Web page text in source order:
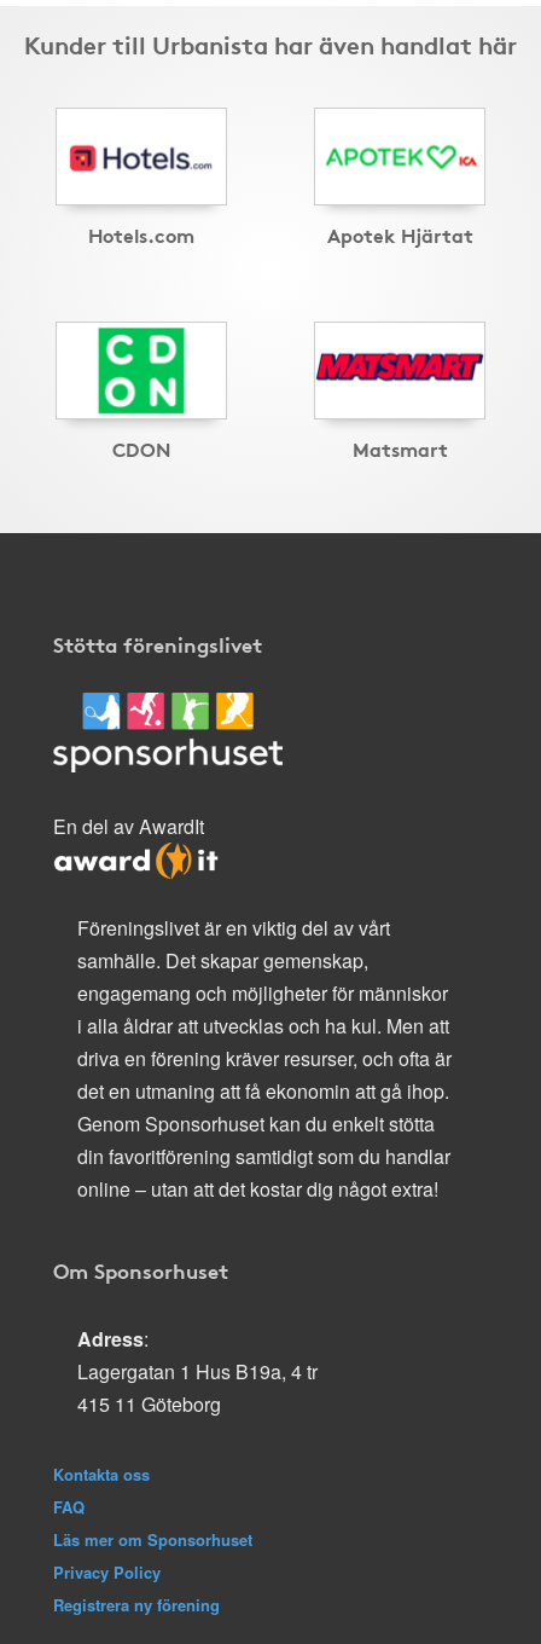
Kunder till Urbanista har även handlat här
Hotels.com Apotek Hjärtat
CDON Matsmart
Stötta föreningslivet
En del av AwardIt
Föreningslivet är en viktig del av vårt
samhälle. Det skapar gemenskap,
engagemang och möjligheter för människor
i alla åldrar att utvecklas och ha kul. Men att
driva en förening kräver resurser, och ofta är
det en utmaning att få ekonomin att gå ihop.
Genom Sponsorhuset kan du enkelt stötta
din favoritförening samtidigt som du handlar
online – utan att det kostar dig något extra!
Om Sponsorhuset
Adress:
Lagergatan 1 Hus B19a, 4 tr
415 11 Göteborg
Kontakta oss
FAQ
Läs mer om Sponsorhuset
Privacy Policy
Registrera ny förening